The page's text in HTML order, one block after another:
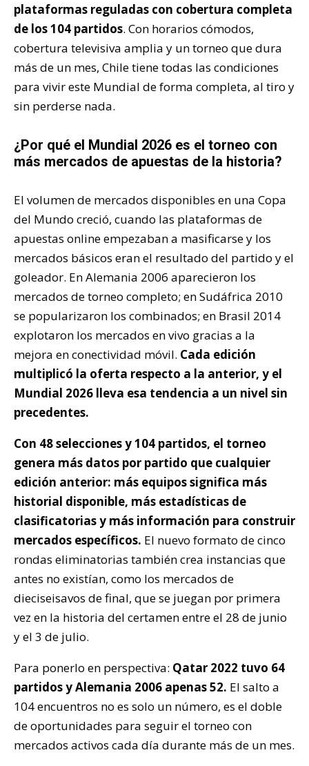
plataformas reguladas con cobertura completa
de los 104 partidos. Con horarios cómodos,
cobertura televisiva amplia y un torneo que dura
más de un mes, Chile tiene todas las condiciones
para vivir este Mundial de forma completa, al tiro y
sin perderse nada.
¿Por qué el Mundial 2026 es el torneo con
más mercados de apuestas de la historia?
El volumen de mercados disponibles en una Copa
del Mundo creció, cuando las plataformas de
apuestas online empezaban a masificarse y los
mercados básicos eran el resultado del partido y el
goleador. En Alemania 2006 aparecieron los
mercados de torneo completo; en Sudáfrica 2010
se popularizaron los combinados; en Brasil 2014
explotaron los mercados en vivo gracias a la
mejora en conectividad móvil. Cada edición
multiplicó la oferta respecto a la anterior, y el
Mundial 2026 lleva esa tendencia a un nivel sin
precedentes.
Con 48 selecciones y 104 partidos, el torneo
genera más datos por partido que cualquier
edición anterior: más equipos significa más
historial disponible, más estadísticas de
clasificatorias y más información para construir
mercados específicos. El nuevo formato de cinco
rondas eliminatorias también crea instancias que
antes no existían, como los mercados de
dieciseisavos de final, que se juegan por primera
vez en la historia del certamen entre el 28 de junio
y el 3 de julio.
Para ponerlo en perspectiva: Qatar 2022 tuvo 64
partidos y Alemania 2006 apenas 52. El salto a
104 encuentros no es solo un número, es el doble
de oportunidades para seguir el torneo con
mercados activos cada día durante más de un mes.